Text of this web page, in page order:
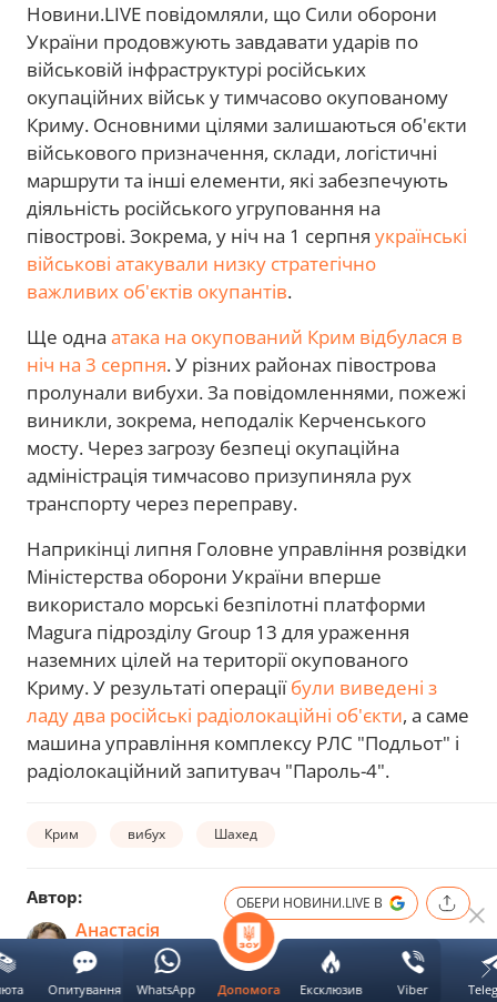
Новини.LIVE повідомляли, що Сили оборони
України продовжують завдавати ударів по
військовій інфраструктурі російських
окупаційних військ у тимчасово окупованому
Криму. Основними цілями залишаються об'єкти
військового призначення, склади, логістичні
маршрути та інші елементи, які забезпечують
діяльність російського угруповання на
півострові. Зокрема, у ніч на 1 серпня українські
військові атакували низку стратегічно
важливих об'єктів окупантів.
Ще одна атака на окупований Крим відбулася в
ніч на 3 серпня. У різних районах півострова
пролунали вибухи. За повідомленнями, пожежі
виникли, зокрема, неподалік Керченського
мосту. Через загрозу безпеці окупаційна
адміністрація тимчасово призупиняла рух
транспорту через переправу.
Наприкінці липня Головне управління розвідки
Міністерства оборони України вперше
використало морські безпілотні платформи
Magura підрозділу Group 13 для ураження
наземних цілей на території окупованого
Криму. У результаті операціїбули виведені з
ладу два російські радіолокаційні об'єкти, а саме
машина управління комплексу РЛС "Подльот" і
радіолокаційний запитувач "Пароль-4".
Крим вибух Шахед
Автор:
Анастасія
Постоєнко
ОБЕРИ НОВИНИ.LIVE В
Допомога Ексклюзив Viber
Опитування WhatsApp